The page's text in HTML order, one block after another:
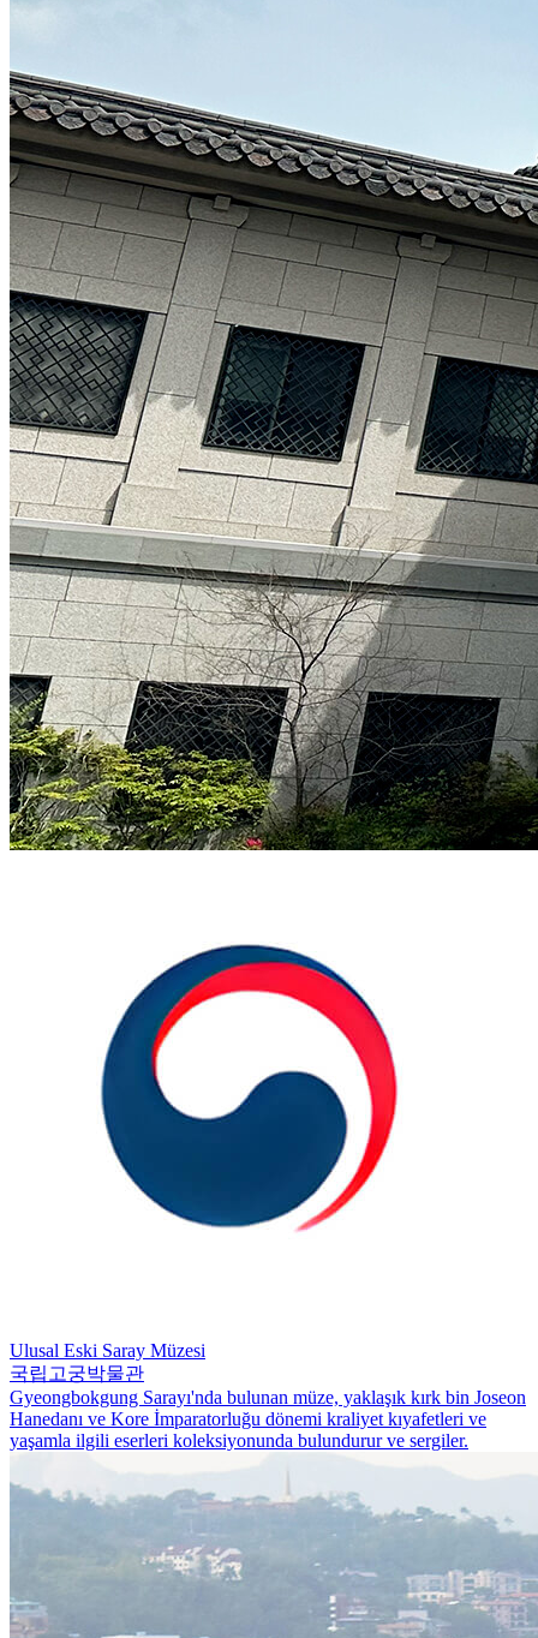
Ulusal Eski Saray Müzesi
국립고궁박물관
Gyeongbokgung Sarayı'nda bulunan müze, yaklaşık kırk bin Joseon
Hanedanı ve Kore İmparatorluğu dönemi kraliyet kıyafetleri ve
yaşamla ilgili eserleri koleksiyonunda bulundurur ve sergiler.